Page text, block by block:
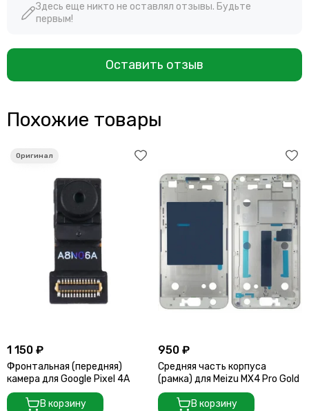
Здесь еще никто не оставлял отзывы. Будьте
первым!
Оставить отзыв
Похожие товары
1 150 ₽
Фронтальная (передняя)
камера для Google Pixel 4A
В корзину
950 ₽
Средняя часть корпуса
(рамка) для Meizu MX4 Pro Gold
В корзину